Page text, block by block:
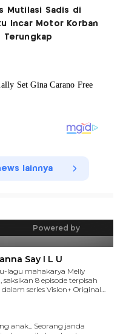
Mutilasi Sadis di
Incar Motor Korban
Terungkap
lainnya